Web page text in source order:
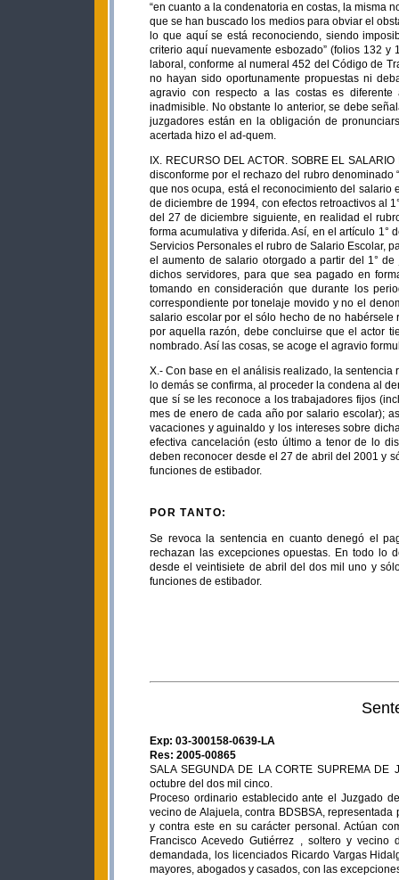
“en cuanto a la condenatoria en costas, la misma
que se han buscado los medios para obviar el
lo que aquí se está reconociendo, siendo
criterio aquí nuevamente esbozado” (folios 132
laboral, conforme al numeral 452 del Código de
no hayan sido oportunamente propuestas ni
agravio con respecto a las costas es
inadmisible. No obstante lo anterior, se debe
juzgadores están en la obligación de
acertada hizo el ad-quem.
IX. RECURSO DEL ACTOR. SOBRE EL
disconforme por el rechazo del rubro denominado
que nos ocupa, está el reconocimiento del salario
de diciembre de 1994, con efectos retroactivos al
del 27 de diciembre siguiente, en realidad el
forma acumulativa y diferida. Así, en el artículo 1°
Servicios Personales el rubro de Salario Escolar,
el aumento de salario otorgado a partir del 1°
dichos servidores, para que sea pagado en
tomando en consideración que durante los
correspondiente por tonelaje movido y no el
salario escolar por el sólo hecho de no
por aquella razón, debe concluirse que el actor
nombrado. Así las cosas, se acoge el agravio
X.- Con base en el análisis realizado, la
lo demás se confirma, al proceder la condena al
que sí se les reconoce a los trabajadores fijos
mes de enero de cada año por salario escolar);
vacaciones y aguinaldo y los intereses sobre
efectiva cancelación (esto último a tenor de lo
deben reconocer desde el 27 de abril del 2001 y
funciones de estibador.
POR TANTO:
Se revoca la sentencia en cuanto denegó el
rechazan las excepciones opuestas. En todo lo
desde el veintisiete de abril del dos mil uno y
funciones de estibador.
Exp: 03-300158-0639-LA
Res: 2005-00865
SALA SEGUNDA DE LA CORTE SUPREMA
octubre del dos mil cinco.
Proceso ordinario establecido ante el Juzgado
vecino de Alajuela, contra BDSBSA,
y contra este en su carácter personal. Actúan
Francisco Acevedo Gutiérrez , soltero y
demandada, los licenciados Ricardo Vargas
mayores, abogados y casados, con las